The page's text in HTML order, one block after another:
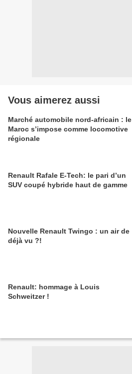
Vous aimerez aussi
Marché automobile nord-africain : le
Maroc s’impose comme locomotive
régionale
Renault Rafale E-Tech: le pari d’un
SUV coupé hybride haut de gamme
Nouvelle Renault Twingo : un air de
déjà vu ?!
Renault: hommage à Louis
Schweitzer !